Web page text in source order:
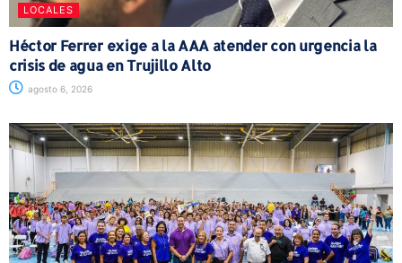
LOCALES
Héctor Ferrer exige a la AAA atender con urgencia la
crisis de agua en Trujillo Alto
agosto 6, 2026